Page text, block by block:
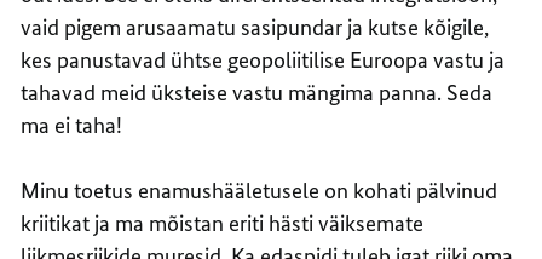
vaid pigem arusaamatu sasipundar ja kutse kõigile,
kes panustavad ühtse geopoliitilise Euroopa vastu ja
tahavad meid üksteise vastu mängima panna. Seda
ma ei taha!
Minu toetus enamushääletusele on kohati pälvinud
kriitikat ja ma mõistan eriti hästi väiksemate